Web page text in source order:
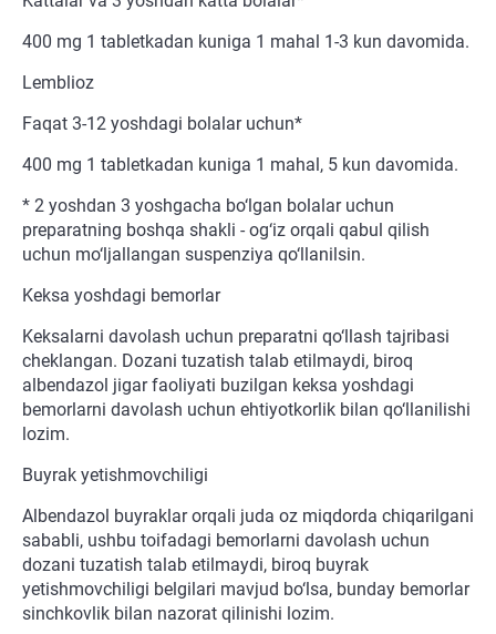
400 mg 1 tabletkadan kuniga 1 mahal 1-3 kun davomida.
Lemblioz
Faqat 3-12 yoshdagi bolalar uchun*
400 mg 1 tabletkadan kuniga 1 mahal, 5 kun davomida.
* 2 yoshdan 3 yoshgacha bo‘lgan bolalar uchun
preparatning boshqa shakli - og‘iz orqali qabul qilish
uchun mo‘ljallangan suspenziya qo‘llanilsin.
Keksa yoshdagi bemorlar
Keksalarni davolash uchun preparatni qo‘llash tajribasi
cheklangan. Dozani tuzatish talab etilmaydi, biroq
albendazol jigar faoliyati buzilgan keksa yoshdagi
bemorlarni davolash uchun ehtiyotkorlik bilan qo‘llanilishi
lozim.
Buyrak yetishmovchiligi
Albendazol buyraklar orqali juda oz miqdorda chiqarilgani
sababli, ushbu toifadagi bemorlarni davolash uchun
dozani tuzatish talab etilmaydi, biroq buyrak
yetishmovchiligi belgilari mavjud bo‘lsa, bunday bemorlar
sinchkovlik bilan nazorat qilinishi lozim.